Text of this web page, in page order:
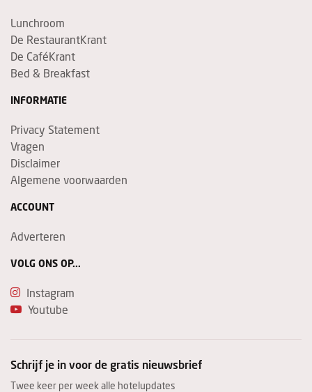
Lunchroom
De RestaurantKrant
De CaféKrant
Bed & Breakfast
INFORMATIE
Privacy Statement
Vragen
Disclaimer
Algemene voorwaarden
ACCOUNT
Adverteren
VOLG ONS OP...
Instagram
Youtube
Schrijf je in voor de gratis nieuwsbrief
Twee keer per week alle hotelupdates